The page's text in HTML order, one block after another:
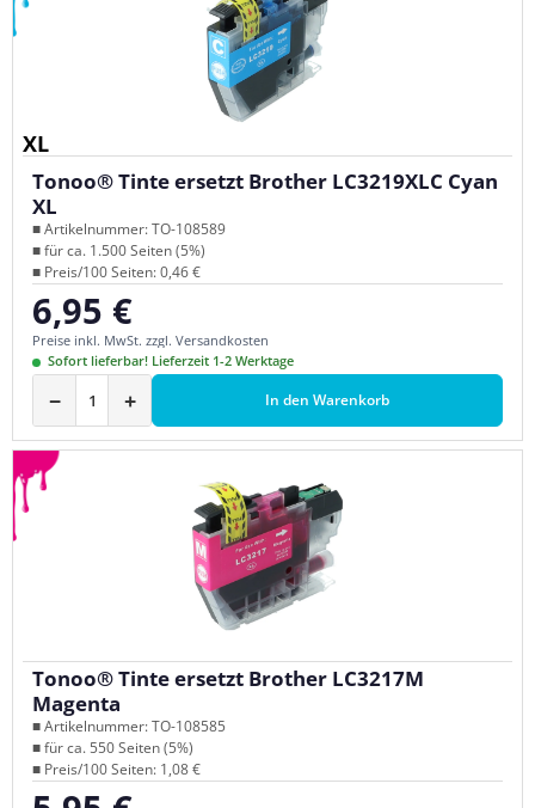
XL
Tonoo® Tinte ersetzt Brother LC3219XLC Cyan
XL
■ Artikelnummer: TO-108589
■ für ca. 1.500 Seiten (5%)
■ Preis/100 Seiten: 0,46 €
Regulärer Preis:
6,95 €
Preise inkl. MwSt. zzgl. Versandkosten
Sofort lieferbar! Lieferzeit 1-2 Werktage
− + In den Warenkorb
Tonoo® Tinte ersetzt Brother LC3217M
Magenta
■ Artikelnummer: TO-108585
■ für ca. 550 Seiten (5%)
■ Preis/100 Seiten: 1,08 €